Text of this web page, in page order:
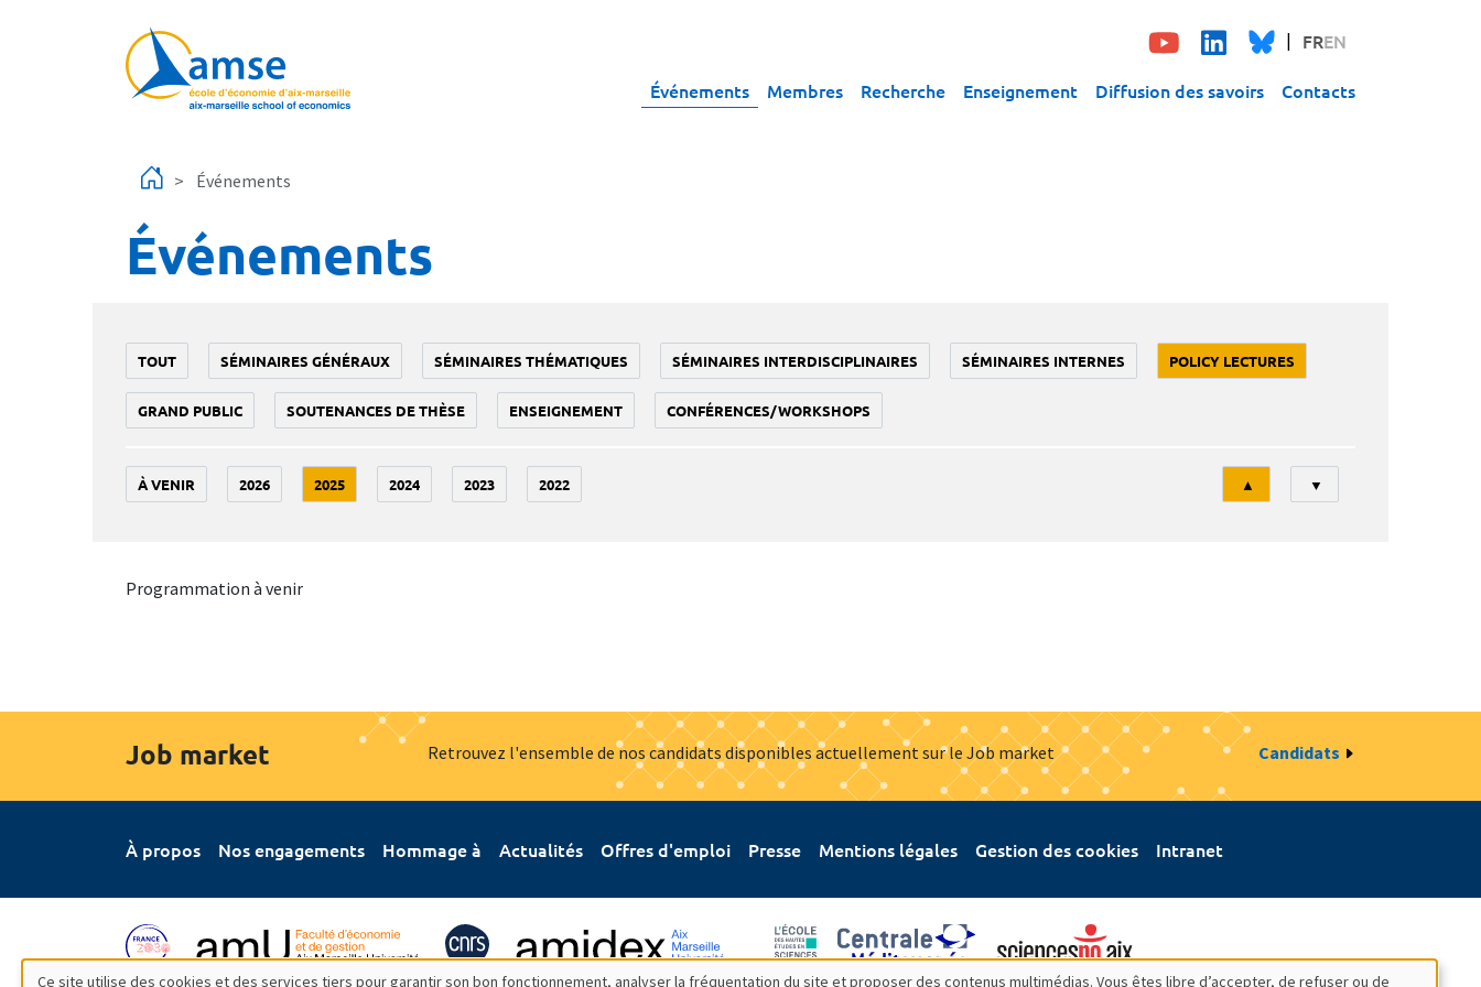
FREN
Événements Membres Recherche Enseignement Diffusion des savoirs Contacts
Événements
Événements
TOUT SÉMINAIRES GÉNÉRAUX SÉMINAIRES THÉMATIQUES SÉMINAIRES INTERDISCIPLINAIRES SÉMINAIRES INTERNES POLICY LECTURES
GRAND PUBLIC SOUTENANCES DE THÈSE ENSEIGNEMENT CONFÉRENCES/WORKSHOPS
À VENIR 2026 2025 2024 2023 2022
Tri
▲ ▼
Programmation à venir
Job market Retrouvez l'ensemble de nos candidats disponibles actuellement sur le Job market Candidats
À propos Nos engagements Hommage à Actualités Offres d'emploi Presse Mentions légales Gestion des cookies Intranet
Ce site utilise des cookies et des services tiers pour garantir son bon fonctionnement, analyser la fréquentation du site et proposer des contenus multimédias. Vous êtes libre d’accepter, de refuser ou de